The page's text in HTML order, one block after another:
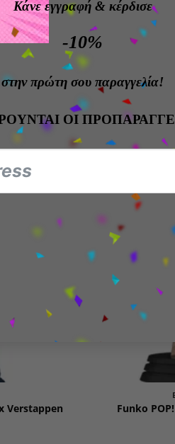
Κάνε εγγραφή & κέρδισε
-10%
στην πρώτη σου παραγγελία!
ΟΙ
From Funko’s
in a window box
Verstappen
Funko